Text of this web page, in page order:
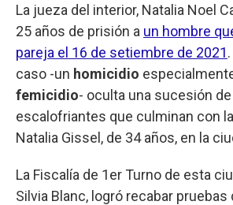
La jueza del interior, Natalia Noel
25 años de prisión a un hombre
pareja el 16 de setiembre de 2021
caso -un homicidio
femicidio- oculta una sucesión
escalofriantes que culminan con
Natalia Gissel, de 34 años, en la
La Fiscalía de 1er Turno de esta
Silvia Blanc, logró recabar pruebas